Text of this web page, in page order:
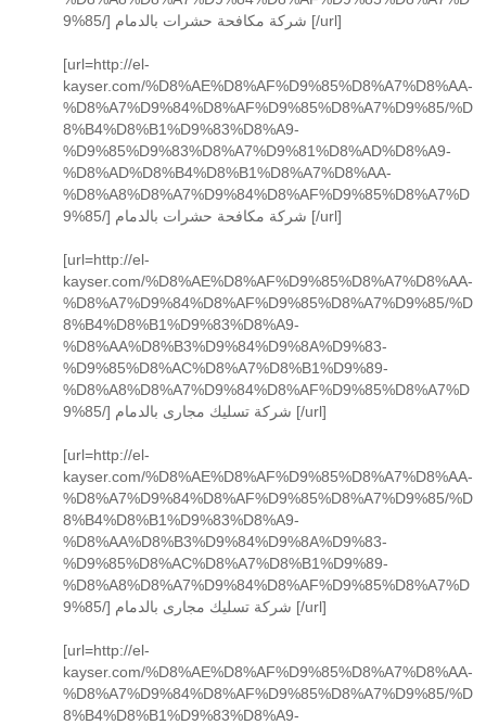
9%85/] شركة مكافحة حشرات بالدمام [/url]
[url=http://el-
kayser.com/%D8%AE%D8%AF%D9%85%D8%A7%D8%AA-
%D8%A7%D9%84%D8%AF%D9%85%D8%A7%D9%85/%D
8%B4%D8%B1%D9%83%D8%A9-
%D9%85%D9%83%D8%A7%D9%81%D8%AD%D8%A9-
%D8%AD%D8%B4%D8%B1%D8%A7%D8%AA-
%D8%A8%D8%A7%D9%84%D8%AF%D9%85%D8%A7%D
9%85/] شركة مكافحة حشرات بالدمام [/url]
[url=http://el-
kayser.com/%D8%AE%D8%AF%D9%85%D8%A7%D8%AA-
%D8%A7%D9%84%D8%AF%D9%85%D8%A7%D9%85/%D
8%B4%D8%B1%D9%83%D8%A9-
%D8%AA%D8%B3%D9%84%D9%8A%D9%83-
%D9%85%D8%AC%D8%A7%D8%B1%D9%89-
%D8%A8%D8%A7%D9%84%D8%AF%D9%85%D8%A7%D
9%85/] شركة تسليك مجارى بالدمام [/url]
[url=http://el-
kayser.com/%D8%AE%D8%AF%D9%85%D8%A7%D8%AA-
%D8%A7%D9%84%D8%AF%D9%85%D8%A7%D9%85/%D
8%B4%D8%B1%D9%83%D8%A9-
%D8%AA%D8%B3%D9%84%D9%8A%D9%83-
%D9%85%D8%AC%D8%A7%D8%B1%D9%89-
%D8%A8%D8%A7%D9%84%D8%AF%D9%85%D8%A7%D
9%85/] شركة تسليك مجارى بالدمام [/url]
[url=http://el-
kayser.com/%D8%AE%D8%AF%D9%85%D8%A7%D8%AA-
%D8%A7%D9%84%D8%AF%D9%85%D8%A7%D9%85/%D
8%B4%D8%B1%D9%83%D8%A9-